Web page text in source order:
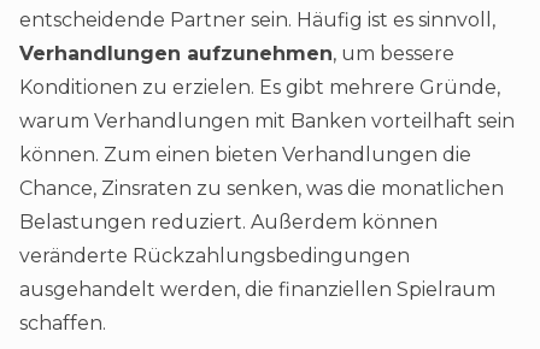
entscheidende Partner sein. Häufig ist es sinnvoll,
Verhandlungen aufzunehmen, um bessere
Konditionen zu erzielen. Es gibt mehrere Gründe,
warum Verhandlungen mit Banken vorteilhaft sein
können. Zum einen bieten Verhandlungen die
Chance, Zinsraten zu senken, was die monatlichen
Belastungen reduziert. Außerdem können
veränderte Rückzahlungsbedingungen
ausgehandelt werden, die finanziellen Spielraum
schaffen.